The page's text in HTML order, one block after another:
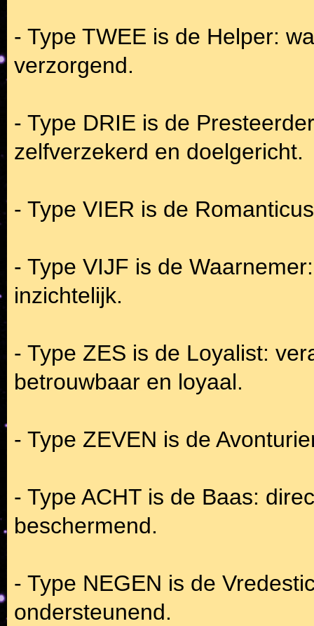
- Type TWEE is de Helper:
verzorgend.
- Type DRIE is de
zelfverzekerd en doelgericht.
- Type VIER is de
- Type VIJF is de
inzichtelijk.
- Type ZES is de Loyalist:
betrouwbaar en loyaal.
- Type ZEVEN is de
- Type ACHT is de Baas:
beschermend.
- Type NEGEN is de
ondersteunend.